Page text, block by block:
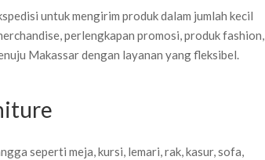
untuk mengirim produk dalam jumlah kecil
perlengkapan promosi, produk fashion,
Makassar dengan layanan yang fleksibel.
seperti meja, kursi, lemari, rak, kasur, sofa,